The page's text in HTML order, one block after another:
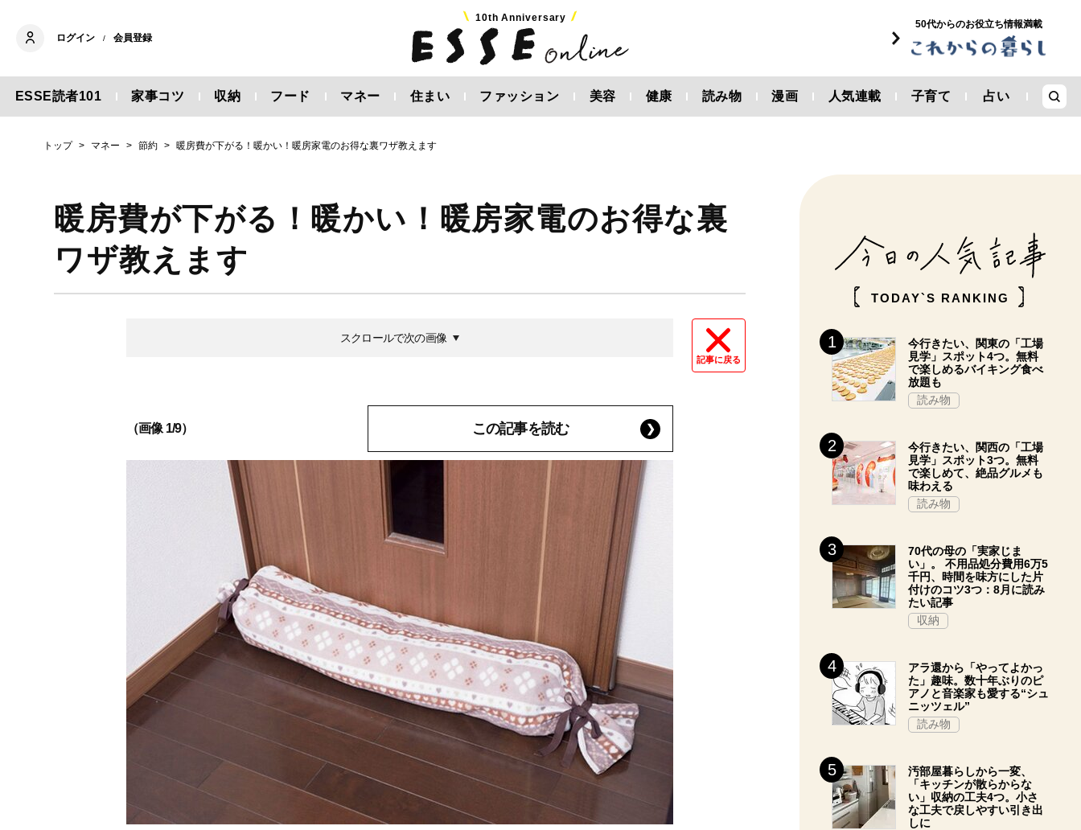
ログイン / 会員登録
10th Anniversary
50代からのお役立ち情報満載
ESSE読者101 家事コツ 収納 フード マネー 住まい ファッション 美容 健康 読み物 漫画 人気連載 子育て 占い
トップ マネー 節約 暖房費が下がる！暖かい！暖房家電のお得な裏ワザ教えます
暖房費が下がる！暖かい！暖房家電のお得な裏
ワザ教えます
記事に戻る
スクロールで次の画像
（画像 1/9） この記事を読む
TODAY`S RANKING
今行きたい、関東の「工場
見学」スポット4つ。無料
で楽しめるバイキング食べ
放題も
読み物
今行きたい、関西の「工場
見学」スポット3つ。無料
で楽しめて、絶品グルメも
味わえる
読み物
70代の母の「実家じま
い」。 不用品処分費用6万5
千円、時間を味方にした片
付けのコツ3つ：8月に読み
たい記事
収納
アラ還から「やってよかっ
た」趣味。数十年ぶりのピ
アノと音楽家も愛する“シュ
ニッツェル”
読み物
汚部屋暮らしから一変、
「キッチンが散らからな
い」収納の工夫4つ。小さ
な工夫で戻しやすい引き出
しに